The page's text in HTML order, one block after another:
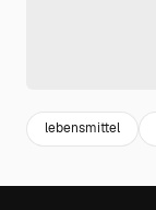
lebensmittel